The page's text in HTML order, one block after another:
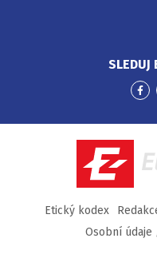
SLEDUJ
Etický kodex
Osobní údaje